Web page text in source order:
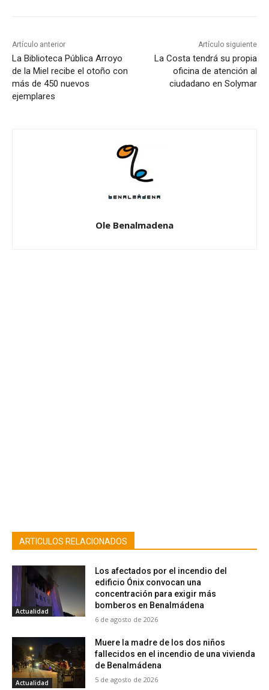
Artículo anterior
La Biblioteca Pública Arroyo
de la Miel recibe el otoño con
más de 450 nuevos
ejemplares
Artículo siguiente
La Costa tendrá su propia
oficina de atención al
ciudadano en Solymar
Ole Benalmadena
ARTICULOS RELACIONADOS
Actualidad
Los afectados por el incendio del
edificio Ónix convocan una
concentración para exigir más
bomberos en Benalmádena
6 de agosto de 2026
Actualidad
Muere la madre de los dos niños
fallecidos en el incendio de una vivienda
de Benalmádena
5 de agosto de 2026